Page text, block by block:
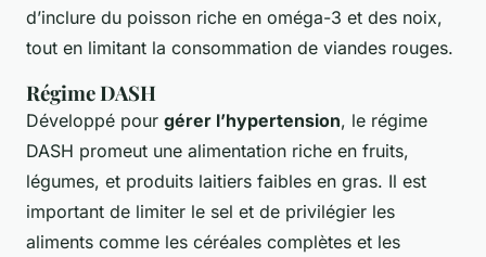
d’inclure du poisson riche en oméga-3 et des noix,
tout en limitant la consommation de viandes rouges.
Régime DASH
Développé pour gérer l’hypertension, le régime
DASH promeut une alimentation riche en fruits,
légumes, et produits laitiers faibles en gras. Il est
important de limiter le sel et de privilégier les
aliments comme les céréales complètes et les